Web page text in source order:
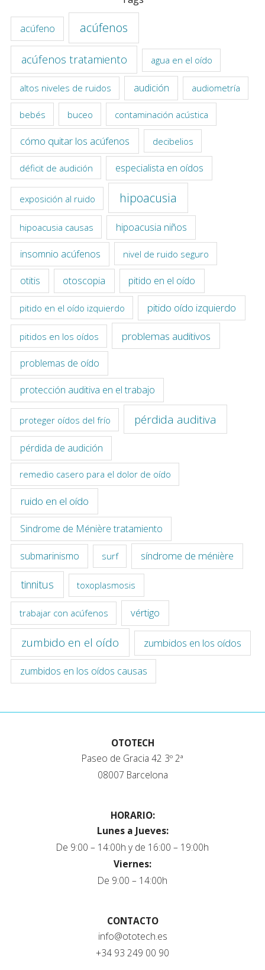
acúfeno acúfenos
acúfenos tratamiento agua en el oído
altos niveles de ruidos audición audiometría
bebés buceo contaminación acústica
cómo quitar los acúfenos decibelios
déficit de audición especialista en oídos
exposición al ruido hipoacusia
hipoacusia causas hipoacusia niños
insomnio acúfenos nivel de ruido seguro
otitis otoscopia pitido en el oído
pitido en el oído izquierdo pitido oído izquierdo
pitidos en los oídos problemas auditivos
problemas de oído
protección auditiva en el trabajo
proteger oídos del frío pérdida auditiva
pérdida de audición
remedio casero para el dolor de oído
ruido en el oído
Sindrome de Ménière tratamiento
submarinismo surf síndrome de ménière
tinnitus toxoplasmosis
trabajar con acúfenos vértigo
zumbido en el oído zumbidos en los oídos
zumbidos en los oídos causas
OTOTECH
Paseo de Gracia 42 3º 2ª
08007 Barcelona
HORARIO:
Lunes a Jueves:
De 9:00 – 14:00h y de 16:00 – 19:00h
Viernes:
De 9:00 – 14:00h
CONTACTO
info@ototech.es
+34 93 249 00 90